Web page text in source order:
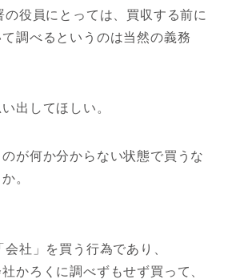
の役員にとっては、買収する前に
調べるというのは当然の義務
出してほしい。
が何か分からない状態で買うな
。
社」を買う行為であり、
かろくに調べずもせず買って、